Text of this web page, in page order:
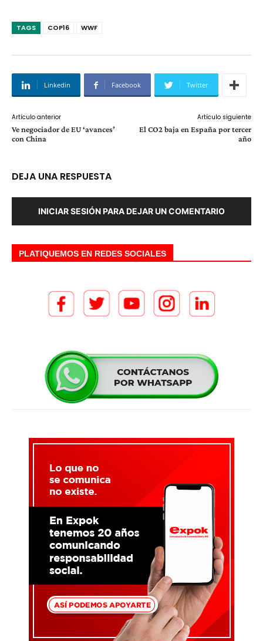
TAGS COP16 WWF
Linkedin Facebook Twitter
Artículo anterior
Ve negociador de EU ‘avances’
con China
Artículo siguiente
El CO2 baja en España por tercer
año
DEJA UNA RESPUESTA
INICIAR SESIÓN PARA DEJAR UN COMENTARIO
PLATIQUEMOS EN REDES SOCIALES